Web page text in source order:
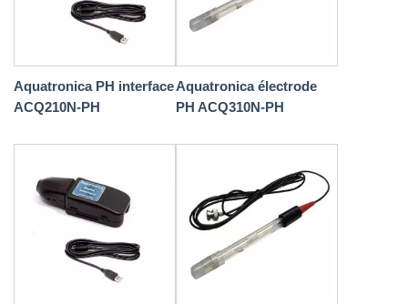
Aquatronica PH interface
ACQ210N-PH
Aquatronica électrode
PH ACQ310N-PH